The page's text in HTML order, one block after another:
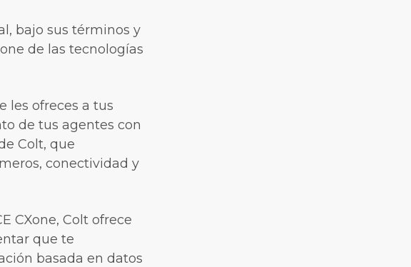
bajo sus términos y
de las tecnologías
les ofreces a tus
de tus agentes con
Colt, que
conectividad y
CXone, Colt ofrece
que te
basada en datos